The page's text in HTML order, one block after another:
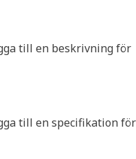
till en beskrivning för
till en specifikation för